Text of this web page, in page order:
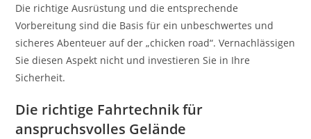
Die richtige Ausrüstung und die entsprechende
Vorbereitung sind die Basis für ein unbeschwertes und
sicheres Abenteuer auf der „chicken road“. Vernachlässigen
Sie diesen Aspekt nicht und investieren Sie in Ihre
Sicherheit.
Die richtige Fahrtechnik für
anspruchsvolles Gelände